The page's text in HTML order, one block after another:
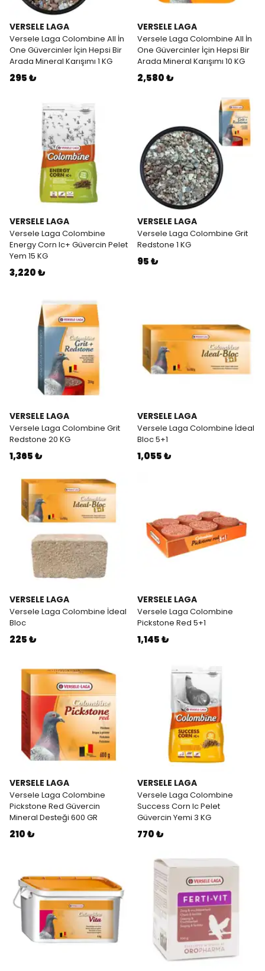
VERSELE LAGA
Versele Laga Colombine All İn
One Güvercinler İçin Hepsi Bir
Arada Mineral Karışımı 1 KG
295 ₺
VERSELE LAGA
Versele Laga Colombine All İn
One Güvercinler İçin Hepsi Bir
Arada Mineral Karışımı 10 KG
2,580 ₺
VERSELE LAGA
Versele Laga Colombine
Energy Corn Ic+ Güvercin Pelet
Yem 15 KG
3,220 ₺
VERSELE LAGA
Versele Laga Colombine Grit
Redstone 1 KG
95 ₺
VERSELE LAGA
Versele Laga Colombine Grit
Redstone 20 KG
1,365 ₺
VERSELE LAGA
Versele Laga Colombine İdeal
Bloc 5+1
1,055 ₺
VERSELE LAGA
Versele Laga Colombine İdeal
Bloc
225 ₺
VERSELE LAGA
Versele Laga Colombine
Pickstone Red 5+1
1,145 ₺
VERSELE LAGA
Versele Laga Colombine
Pickstone Red Güvercin
Mineral Desteği 600 GR
210 ₺
VERSELE LAGA
Versele Laga Colombine
Success Corn Ic Pelet
Güvercin Yemi 3 KG
770 ₺